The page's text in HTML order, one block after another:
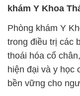
khám Y Khoa
Phòng khám Y
trong điều trị các
thoái hóa cổ
hiện đại và y học
bền vững cho